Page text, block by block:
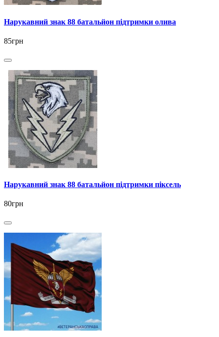
Нарукавний знак 88 батальйон підтримки олива
85грн
Нарукавний знак 88 батальйон підтримки піксель
80грн